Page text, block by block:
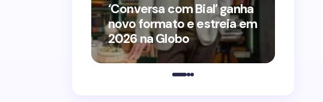
‘Conversa com Bial’ ganha
novo formato e estreia em
2026 na Globo